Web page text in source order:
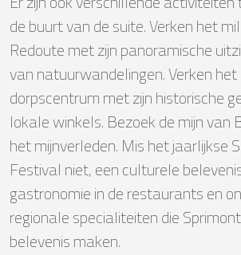
de buurt van de suite. Verken het
Redoute met zijn panoramische
van natuurwandelingen. Verken
dorpscentrum met zijn historische
lokale winkels. Bezoek de mijn van
het mijnverleden. Mis het jaarlijkse
Festival niet, een culturele
gastronomie in de restaurants en
regionale specialiteiten die
belevenis maken.